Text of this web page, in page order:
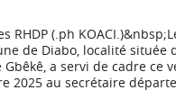
RHDP (.ph
de Diabo, localité située
Gbêkê, a servi de cadre ce
2025 au secrétaire